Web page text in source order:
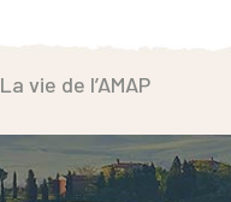
La vie de l’AMAP